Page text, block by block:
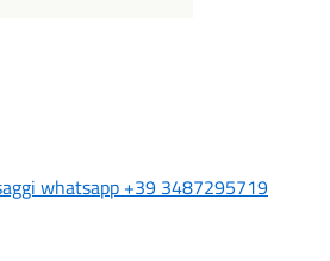
whatsapp +39 3487295719